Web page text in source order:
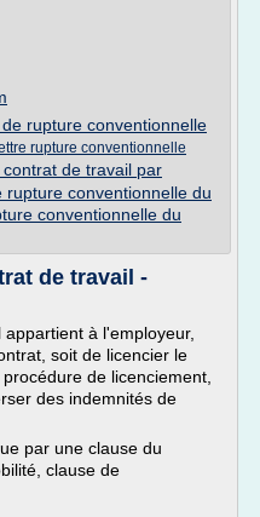
rupture conventionnelle
rupture conventionnelle
de travail par
rupture conventionnelle du
conventionnelle du
de travail -
à l'employeur,
soit de licencier le
de licenciement,
des indemnités de
par une clause du
clause de